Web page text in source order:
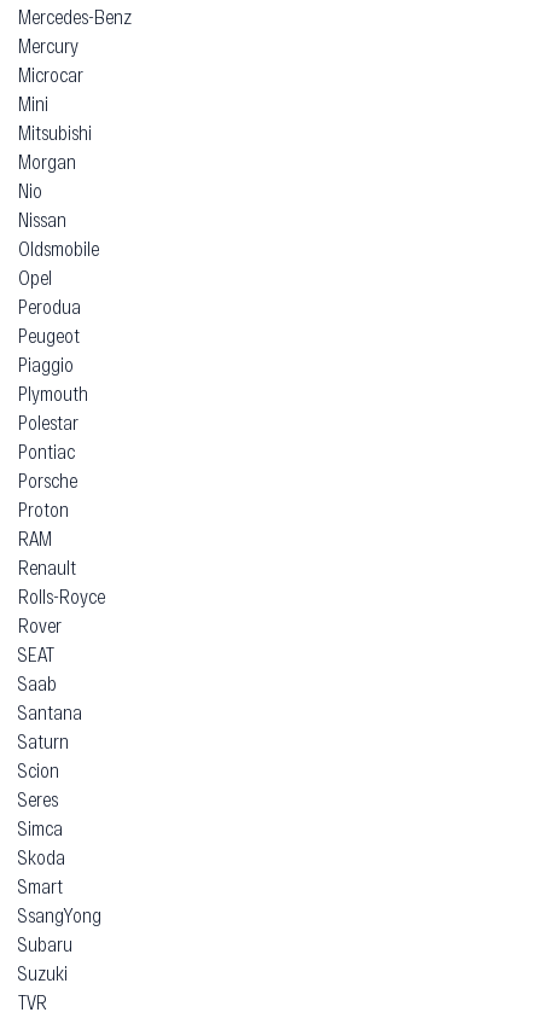
Mercedes-Benz
Mercury
Microcar
Mini
Mitsubishi
Morgan
Nio
Nissan
Oldsmobile
Opel
Perodua
Peugeot
Piaggio
Plymouth
Polestar
Pontiac
Porsche
Proton
RAM
Renault
Rolls-Royce
Rover
SEAT
Saab
Santana
Saturn
Scion
Seres
Simca
Skoda
Smart
SsangYong
Subaru
Suzuki
TVR